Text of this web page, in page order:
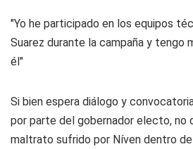
"Yo he participado en los equipos
Suarez durante la campaña y tengo
él"
Si bien espera diálogo y
por parte del gobernador electo, no
maltrato sufrido por Níven dentro